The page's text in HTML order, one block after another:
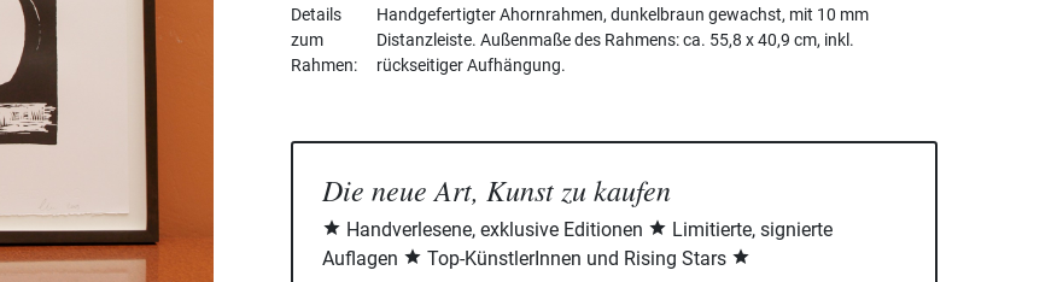
Details
zum
Rahmen
Handgefertigter Ahornrahmen, dunkelbraun gewachst, mit 10 mm
Distanzleiste. Außenmaße des Rahmens: ca. 55,8 x 40,9 cm, inkl.
rückseitiger Aufhängung.
Die neue Art, Kunst zu kaufen
Handverlesene, exklusive Editionen
Limitierte, signierte
Auflagen
Top-KünstlerInnen und Rising Stars